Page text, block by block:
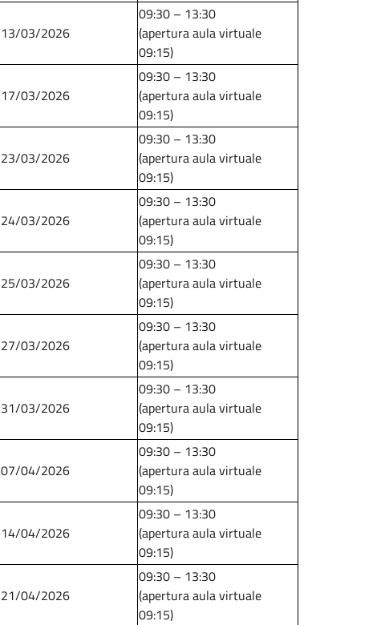
13/03/2026
09:30 – 13:30
​​​​​​​(apertura aula virtuale
09:15)
17/03/2026
09:30 – 13:30
​​​​​​​(apertura aula virtuale
09:15)
23/03/2026
09:30 – 13:30
​​​​​​​(apertura aula virtuale
09:15)
24/03/2026
09:30 – 13:30
​​​​​​​(apertura aula virtuale
09:15)
25/03/2026
09:30 – 13:30
​​​​​​​(apertura aula virtuale
09:15)
27/03/2026
09:30 – 13:30
​​​​​​​(apertura aula virtuale
09:15)
31/03/2026
09:30 – 13:30
​​​​​​​(apertura aula virtuale
09:15)
07/04/2026
09:30 – 13:30
​​​​​​​(apertura aula virtuale
09:15)
14/04/2026
09:30 – 13:30
​​​​​​​(apertura aula virtuale
09:15)
21/04/2026
09:30 – 13:30
​​​​​​​(apertura aula virtuale
09:15)